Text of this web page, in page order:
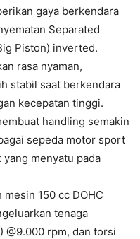
gaya berkendara
Separated
Piston) inverted.
rasa nyaman,
stabil saat berkendara
kecepatan tinggi.
handling semakin
sepeda motor sport
menyatu pada
150 cc DOHC
tenaga
@9.000 rpm, dan torsi